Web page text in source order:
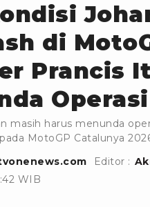
di
Prancis
Operasi
masih harus menunda
MotoGP Catalunya
Editor :
WIB